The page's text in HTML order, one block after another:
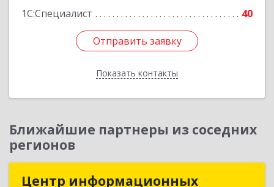
1С:Специалист
40
Отправить заявку
Показать контакты
Отправить заявку
Назад
Ближайшие партнеры из соседних
регионов
Центр информационных
Центр информационных